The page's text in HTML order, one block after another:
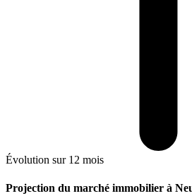
Évolution sur 12 mois
Projection du marché immobilier à